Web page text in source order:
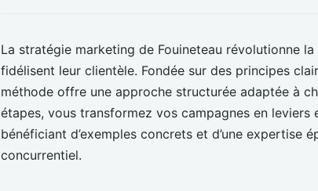
La stratégie marketing de Fouineteau révolutionne
fidélisent leur clientèle. Fondée sur des principes
méthode offre une approche structurée adaptée à
étapes, vous transformez vos campagnes en
bénéficiant d’exemples concrets et d’une expertise
concurrentiel.